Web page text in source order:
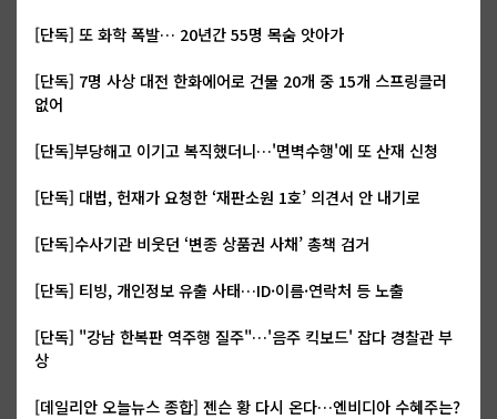
[단독] 또 화학 폭발… 20년간 55명 목숨 앗아가
[단독] 7명 사상 대전 한화에어로 건물 20개 중 15개 스프링클러
없어
[단독]부당해고 이기고 복직했더니…'면벽수행'에 또 산재 신청
[단독] 대법, 헌재가 요청한 ‘재판소원 1호’ 의견서 안 내기로
[단독]수사기관 비웃던 ‘변종 상품권 사채’ 총책 검거
[단독] 티빙, 개인정보 유출 사태…ID·이름·연락처 등 노출
[단독] "강남 한복판 역주행 질주"…'음주 킥보드' 잡다 경찰관 부
상
[데일리안 오늘뉴스 종합] 젠슨 황 다시 온다…엔비디아 수혜주는?